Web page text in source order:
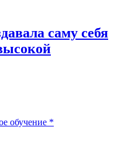
саму себя
обучение *